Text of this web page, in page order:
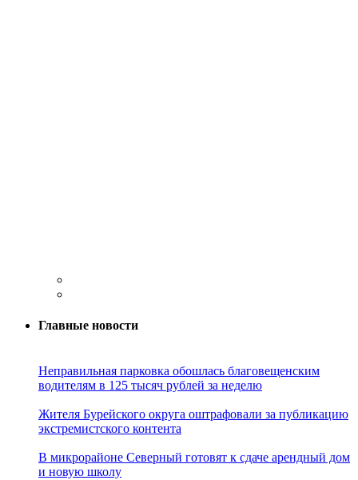
Главные новости
Неправильная парковка обошлась благовещенским
водителям в 125 тысяч рублей за неделю
Жителя Бурейского округа оштрафовали за публикацию
экстремистского контента
В микрорайоне Северный готовят к сдаче арендный дом
и новую школу